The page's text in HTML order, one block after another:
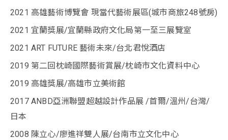
2021 高雄藝術博覽會 現當代藝術展區(城市商旅248號房)
2021 宜蘭獎展/宜蘭縣政府文化局第一至三展覽室
2021 ART FUTURE 藝術未來/台北君悅酒店
2019 第二回枕崎國際藝術賞展/枕崎市文化資料中心
2019 高雄獎展/高雄市立美術館
2017 ANBD亞洲聯盟超越設計作品展 /首爾/溫州/台灣/
日本
2008 陳立心/廖進祥雙人展/台南市立文化中心